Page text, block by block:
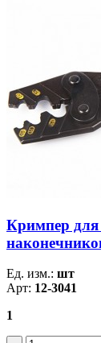
Кримпер
Ед. изм.: шт
Арт: 12-3041
1